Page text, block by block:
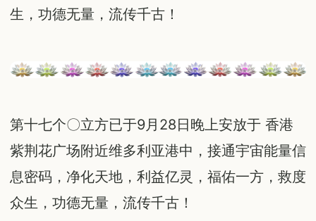
生，功德无量，流传千古！
第十七个〇立方已于9月28日晚上安放于 香港
紫荆花广场附近维多利亚港中，接通宇宙能量信
息密码，净化天地，利益亿灵，福佑一方，救度
众生，功德无量，流传千古！